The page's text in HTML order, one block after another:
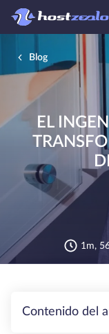
Blog
EL
1m,
Contenido del